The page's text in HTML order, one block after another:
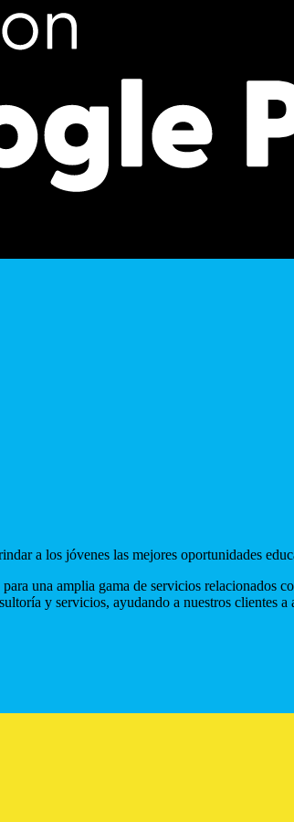
a los jóvenes las mejores oportunidades
una amplia gama de servicios
y servicios, ayudando a nuestros clientes